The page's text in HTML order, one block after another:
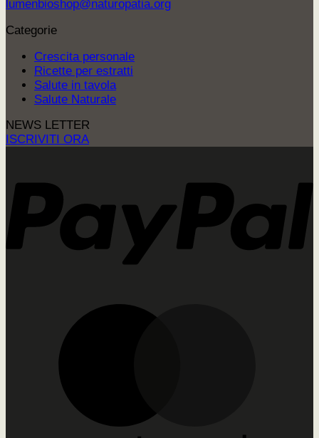
lumenbioshop@naturopatia.org
Categorie
Crescita personale
Ricette per estratti
Salute in tavola
Salute Naturale
NEWS LETTER
ISCRIVITI ORA